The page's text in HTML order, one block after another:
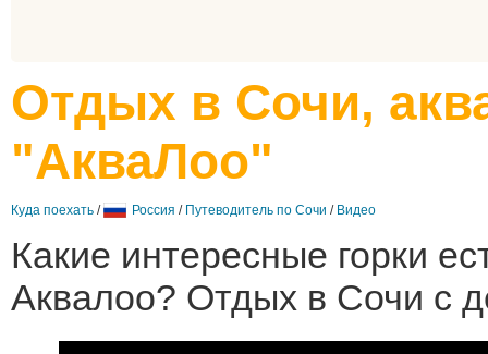
Отдых в Сочи,
"АкваЛоо"
Куда поехать / Россия / Путеводитель по Сочи / Видео
Какие интересные горки
Аквалоо? Отдых в Сочи с